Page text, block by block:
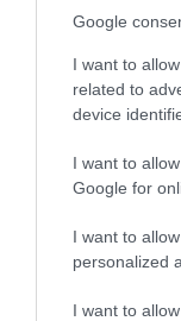
Google
I want to
related to
device
I want to
Google for
I want to
personalized
I want to